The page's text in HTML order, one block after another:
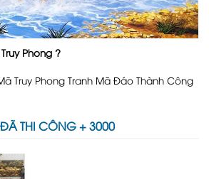
Phong ?
Truy Phong Tranh Mã Đáo Thành Công
THI CÔNG + 3000